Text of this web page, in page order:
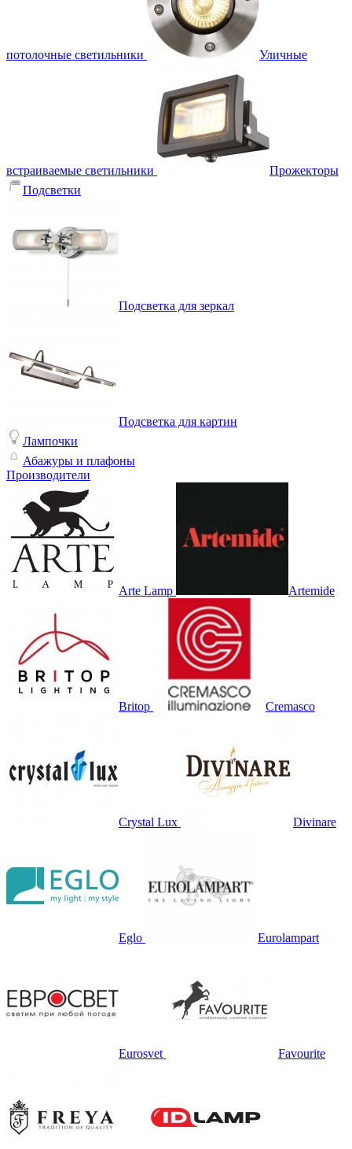
потолочные светильники Уличные
встраиваемые светильники
Прожекторы
Подсветки
Подсветка для зеркал
Подсветка для картин
Лампочки
Абажуры и плафоны
Производители
Arte Lamp Artemide
Britop Cremasco
Crystal Lux Divinare
Eglo Eurolampart
Eurosvet Favourite